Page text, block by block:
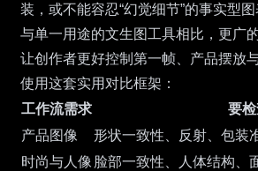
装，或不能容忍“幻觉细节”的事实型
与单一用途的文生图工具相比，更广
让创作者更好控制第一帧、产品摆放
使用这套实用对比框架：
工作流需求
要
产品图像
形状一致性、反射、包装
时尚与人像 脸部一致性、人体结构、